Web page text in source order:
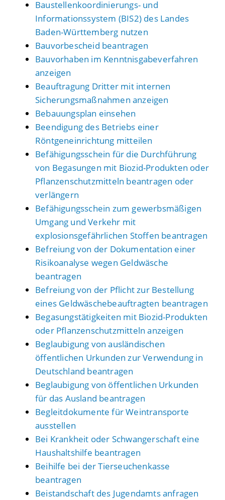
Baustellenkoordinierungs- und
Informationssystem (BIS2) des Landes
Baden-Württemberg nutzen
Bauvorbescheid beantragen
Bauvorhaben im Kenntnisgabeverfahren
anzeigen
Beauftragung Dritter mit internen
Sicherungsmaßnahmen anzeigen
Bebauungsplan einsehen
Beendigung des Betriebs einer
Röntgeneinrichtung mitteilen
Befähigungsschein für die Durchführung
von Begasungen mit Biozid-Produkten oder
Pflanzenschutzmitteln beantragen oder
verlängern
Befähigungsschein zum gewerbsmäßigen
Umgang und Verkehr mit
explosionsgefährlichen Stoffen beantragen
Befreiung von der Dokumentation einer
Risikoanalyse wegen Geldwäsche
beantragen
Befreiung von der Pflicht zur Bestellung
eines Geldwäschebeauftragten beantragen
Begasungstätigkeiten mit Biozid-Produkten
oder Pflanzenschutzmitteln anzeigen
Beglaubigung von ausländischen
öffentlichen Urkunden zur Verwendung in
Deutschland beantragen
Beglaubigung von öffentlichen Urkunden
für das Ausland beantragen
Begleitdokumente für Weintransporte
ausstellen
Bei Krankheit oder Schwangerschaft eine
Haushaltshilfe beantragen
Beihilfe bei der Tierseuchenkasse
beantragen
Beistandschaft des Jugendamts anfragen